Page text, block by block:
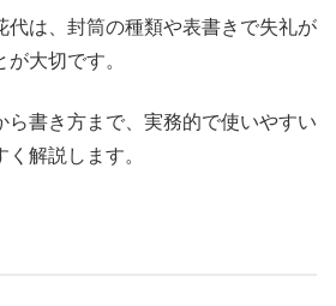
代は、封筒の種類や表書きで失礼が
大切です。
ら書き方まで、実務的で使いやすい
解説します。